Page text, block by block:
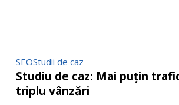
Studiu
de
caz:
SEOStudii de caz
Studiu de caz: Mai puțin
triplu vânzări